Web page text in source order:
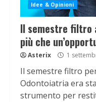
Idee & Opinioni
Il semestre filtro
più che
Asterix 1
Il semestre filtro
Odontoiatria era
strumento per